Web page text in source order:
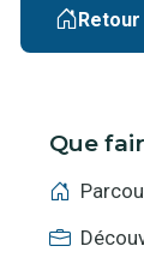
Que